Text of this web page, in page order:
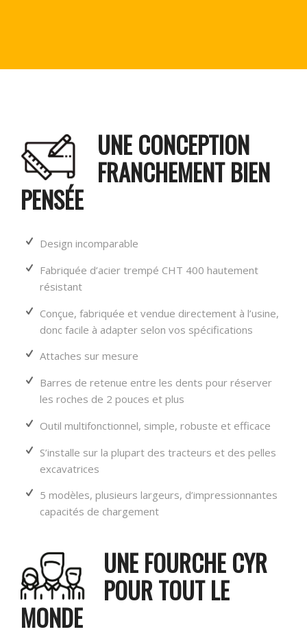
UNE CONCEPTION
FRANCHEMENT BIEN
PENSÉE
Design incomparable
Fabriquée d’acier trempé CHT 400 hautement
résistant
Conçue, fabriquée et vendue directement à l’usine,
donc facile à adapter selon vos spécifications
Attaches sur mesure
Barres de retenue entre les dents pour réserver
les roches de 2 pouces et plus
Outil multifonctionnel, simple, robuste et efficace
S’installe sur la plupart des tracteurs et des pelles
excavatrices
5 modèles, plusieurs largeurs, d’impressionnantes
capacités de chargement
UNE FOURCHE CYR
POUR TOUT LE
MONDE